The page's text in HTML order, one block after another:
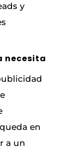
y
necesita
en
a un